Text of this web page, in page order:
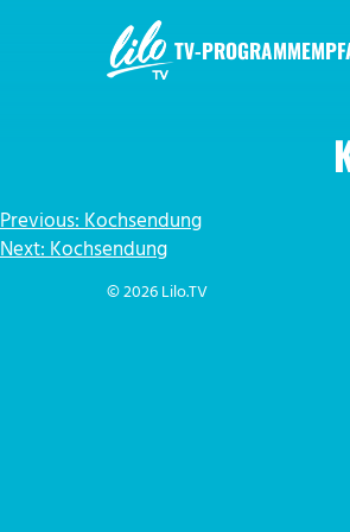
TV-PROGRAMM
BEITRAGSNAVIGATION
Previous:Kochsendung
Next:Kochsendung
© 2026 Lilo.TV